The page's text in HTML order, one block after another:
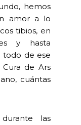
hemos
amor a lo
tibios, en
y hasta
todo de ese
de Ars
cuántas
las